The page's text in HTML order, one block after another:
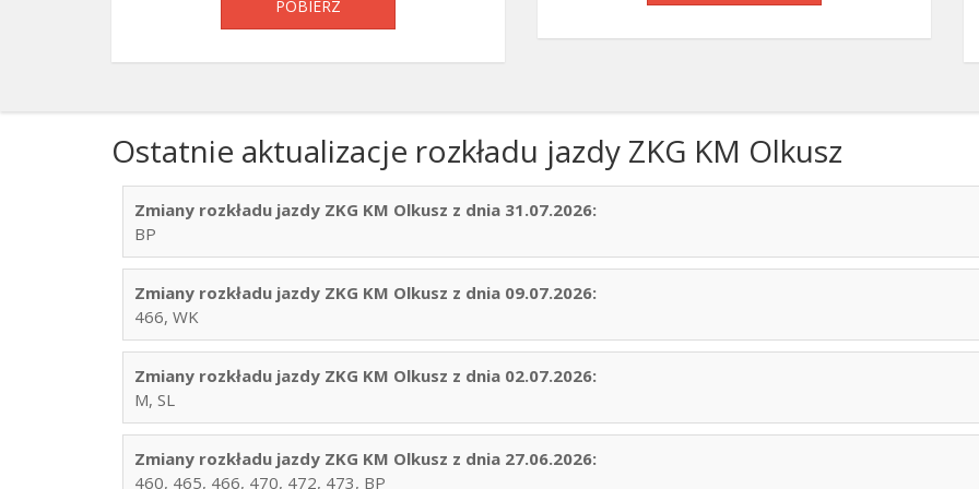
POBIERZ
Ostatnie aktualizacje rozkładu jazdy ZKG KM Olkusz
Zmiany rozkładu jazdy ZKG KM Olkusz z dnia 31.07.2026:
BP
Zmiany rozkładu jazdy ZKG KM Olkusz z dnia 09.07.2026:
466, WK
Zmiany rozkładu jazdy ZKG KM Olkusz z dnia 02.07.2026:
M, SL
Zmiany rozkładu jazdy ZKG KM Olkusz z dnia 27.06.2026:
460, 465, 466, 470, 472, 473, BP